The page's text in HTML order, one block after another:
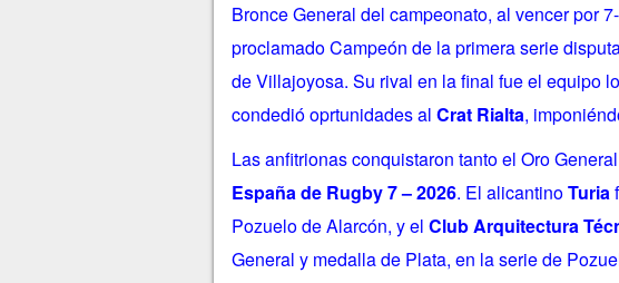
Bronce General del campeonato, al vencer por
proclamado Campeón de la primera serie
de Villajoyosa. Su rival en la final fue el equipo
condedió oprtunidades al Crat Rialta,
Las anfitrionas conquistaron tanto el Oro
España de Rugby 7 – 2026. El alicantinoTuria
Pozuelo de Alarcón, y el Club Arquitectura
General y medalla de Plata, en la serie de